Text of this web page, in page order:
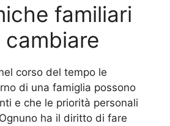
familiari
corso del tempo le
di una famiglia possono
e che le priorità personali
ha il diritto di fare